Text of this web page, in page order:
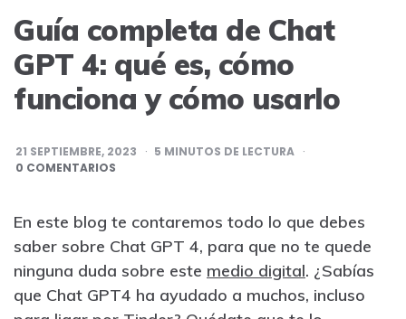
Guía completa de Chat
GPT 4: qué es, cómo
funciona y cómo usarlo
21 SEPTIEMBRE, 2023 5 MINUTOS DE LECTURA
0 COMENTARIOS
En este blog te contaremos todo lo que debes
saber sobre Chat GPT 4, para que no te quede
ninguna duda sobre este medio digital. ¿Sabías
que Chat GPT4 ha ayudado a muchos, incluso